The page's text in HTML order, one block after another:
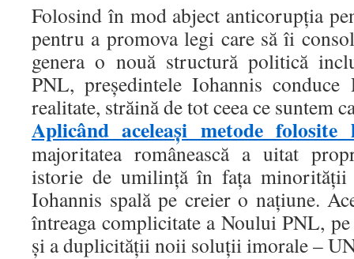
Folosind în mod abject anticorupția
pentru a promova legi care să îi
genera o nouă structură politică
PNL, președintele Iohannis
realitate, străină de tot ceea ce suntem
Aplicând aceleași metode
majoritatea românească a uitat
istorie de umilință în fața minorității
Iohannis spală pe creier o națiune.
întreaga complicitate a Noului PNL,
și a duplicității noii soluții imorale –